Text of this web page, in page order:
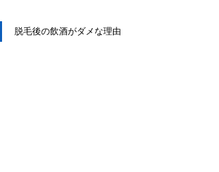
脱毛後の飲酒がダメな理由